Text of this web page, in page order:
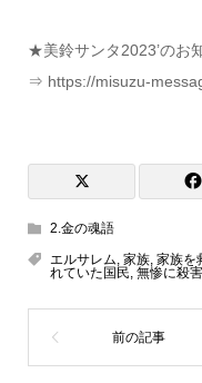
★美鈴サンタ2023’のお
⇒ https://misuzu-
2.金の魂語
エルサレム, 家族, 家族を
れていた国民, 無惨に殺害